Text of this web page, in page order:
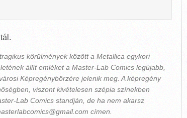
körülmények között a Metallica egykori
állít emléket a Master-Lab Comics legújabb,
Képregénybörzére jelenik meg. A képregény
viszont kivételesen szépia színekben
Lab Comics standján, de ha nem akarsz
címen.